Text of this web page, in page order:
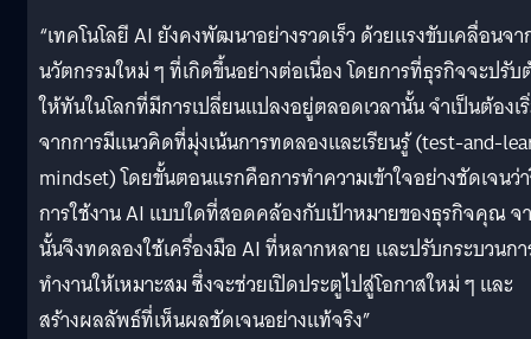
“เทคโนโลยี AI ยังคงพัฒนาอย่างรวดเร็ว ด้วยแรงขับเคลื่อนจา
นวัตกรรมใหม่ ๆ ที่เกิดขึ้นอย่างต่อเนื่อง โดยการที่ธุรกิจจะปรับ
ให้ทันในโลกที่มีการเปลี่ยนแปลงอยู่ตลอดเวลานั้น จำเป็นต้องเ
จากการมีแนวคิดที่มุ่งเน้นการทดลองและเรียนรู้ (test-and-
mindset) โดยขั้นตอนแรกคือการทำความเข้าใจอย่างชัดเจนว่
การใช้งาน AI แบบใดที่สอดคล้องกับเป้าหมายของธุรกิจคุณ จ
นั้นจึงทดลองใช้เครื่องมือ AI ที่หลากหลาย และปรับกระบวนก
ทำงานให้เหมาะสม ซึ่งจะช่วยเปิดประตูไปสู่โอกาสใหม่ ๆ และ
สร้างผลลัพธ์ที่เห็นผลชัดเจนอย่างแท้จริง”